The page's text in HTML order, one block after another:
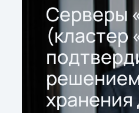
Серверы
(кластер